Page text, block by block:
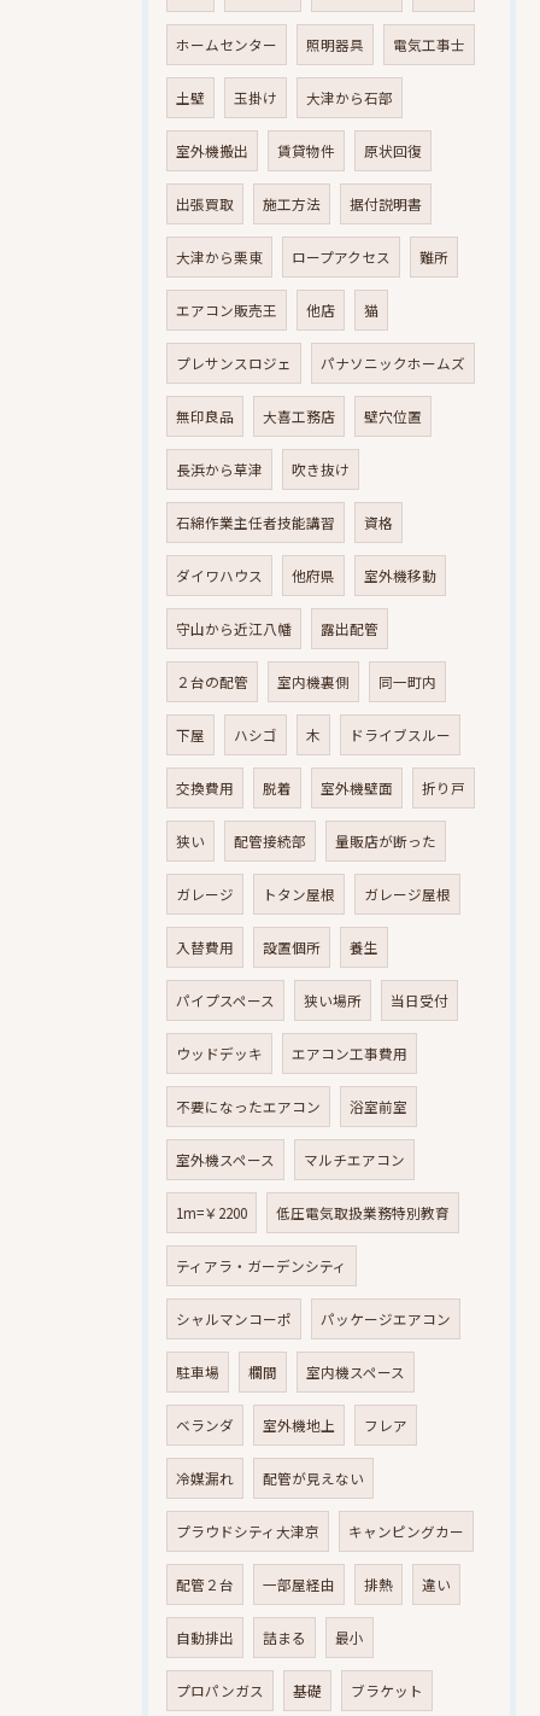
ホームセンター 照明器具 電気工事士
土壁 玉掛け 大津から石部
室外機搬出 賃貸物件 原状回復
出張買取 施工方法 据付説明書
大津から栗東 ロープアクセス 難所
エアコン販売王 他店 猫
プレサンスロジェ パナソニックホームズ
無印良品 大喜工務店 壁穴位置
長浜から草津 吹き抜け
石綿作業主任者技能講習 資格
ダイワハウス 他府県 室外機移動
守山から近江八幡 露出配管
２台の配管 室内機裏側 同一町内
下屋 ハシゴ 木 ドライブスルー
交換費用 脱着 室外機壁面 折り戸
狭い 配管接続部 量販店が断った
ガレージ トタン屋根 ガレージ屋根
入替費用 設置個所 養生
パイプスペース 狭い場所 当日受付
ウッドデッキ エアコン工事費用
不要になったエアコン 浴室前室
室外機スペース マルチエアコン
1m=￥2200 低圧電気取扱業務特別教育
ティアラ・ガーデンシティ
シャルマンコーポ パッケージエアコン
駐車場 欄間 室内機スペース
ベランダ 室外機地上 フレア
冷媒漏れ 配管が見えない
プラウドシティ大津京 キャンピングカー
配管２台 一部屋経由 排熱 違い
自動排出 詰まる 最小
プロパンガス 基礎 ブラケット